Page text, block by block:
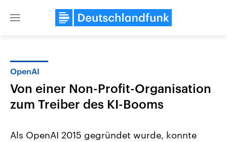
Close
OpenAI
Von einer Non-Profit-Organisation
zum Treiber des KI-Booms
Als OpenAI 2015 gegründet wurde, konnte